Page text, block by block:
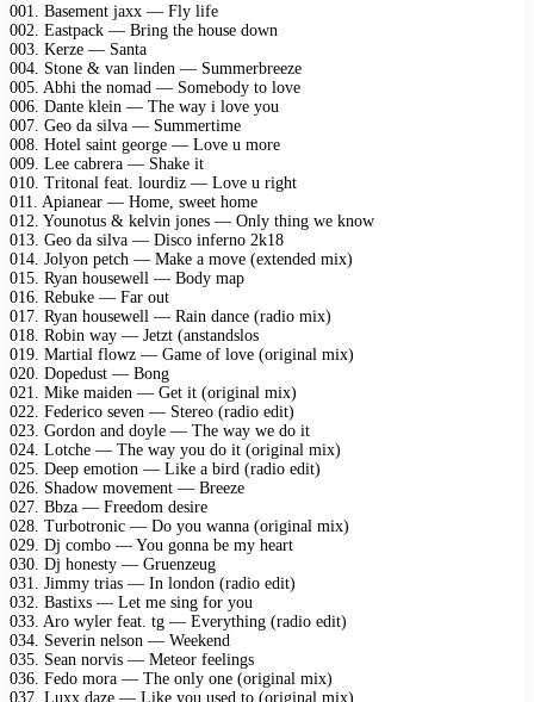
001. Basement jaxx — Fly life
002. Eastpack — Bring the house down
003. Kerze — Santa
004. Stone & van linden — Summerbreeze
005. Abhi the nomad — Somebody to love
006. Dante klein — The way i love you
007. Geo da silva — Summertime
008. Hotel saint george — Love u more
009. Lee cabrera — Shake it
010. Tritonal feat. lourdiz — Love u right
011. Apianear — Home, sweet home
012. Younotus & kelvin jones — Only thing we know
013. Geo da silva — Disco inferno 2k18
014. Jolyon petch — Make a move (extended mix)
015. Ryan housewell — Body map
016. Rebuke — Far out
017. Ryan housewell — Rain dance (radio mix)
018. Robin way — Jetzt (anstandslos
019. Martial flowz — Game of love (original mix)
020. Dopedust — Bong
021. Mike maiden — Get it (original mix)
022. Federico seven — Stereo (radio edit)
023. Gordon and doyle — The way we do it
024. Lotche — The way you do it (original mix)
025. Deep emotion — Like a bird (radio edit)
026. Shadow movement — Breeze
027. Bbza — Freedom desire
028. Turbotronic — Do you wanna (original mix)
029. Dj combo — You gonna be my heart
030. Dj honesty — Gruenzeug
031. Jimmy trias — In london (radio edit)
032. Bastixs — Let me sing for you
033. Aro wyler feat. tg — Everything (radio edit)
034. Severin nelson — Weekend
035. Sean norvis — Meteor feelings
036. Fedo mora — The only one (original mix)
037. Luxx daze — Like you used to (original mix)